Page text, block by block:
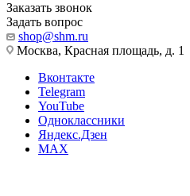
Заказать звонок
Задать вопрос
shop@shm.ru
Москва, Красная площадь, д. 1
Вконтакте
Telegram
YouTube
Одноклассники
Яндекс.Дзен
MAX